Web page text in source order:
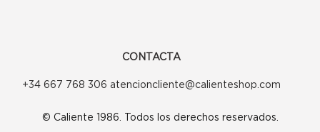
CONTACTA
+34 667 768 306 atencioncliente@calienteshop.com
© Caliente 1986. Todos los derechos reservados.